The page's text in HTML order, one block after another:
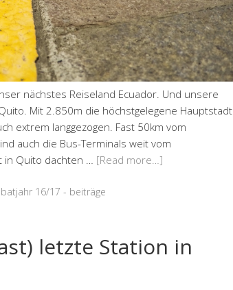
nächstes Reiseland Ecuador. Und unsere
Mit 2.850m die höchstgelegene Hauptstadt
extrem langgezogen. Fast 50km vom
auch die Bus-Terminals weit vom
Quito dachten … [Read more…]
16/17 - beiträge
letzte Station in